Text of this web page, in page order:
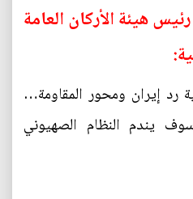
هيئة الأركان العامة
رد إيران ومحور المقاومة…
يندم النظام الصهيوني